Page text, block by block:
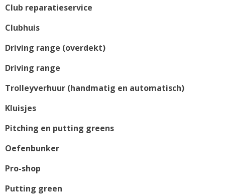
Club reparatieservice
Clubhuis
Driving range (overdekt)
Driving range
Trolleyverhuur (handmatig en automatisch)
Kluisjes
Pitching en putting greens
Oefenbunker
Pro-shop
Putting green